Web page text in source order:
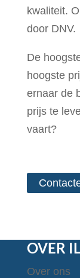
kwaliteit.
door DNV.
De
hoogste
ernaar de
prijs te
vaart?
OVER
Over ons